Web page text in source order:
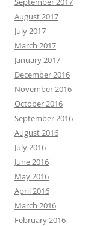
August 2017
July 2017
March 2017
January 2017
December 2016
November 2016
October 2016
September 2016
August 2016
July 2016
June 2016
May 2016
April 2016
March 2016
February 2016